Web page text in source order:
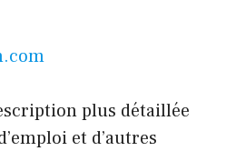
plus détaillée
et d’autres